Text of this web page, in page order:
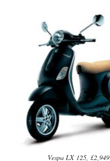
Vespa LX 125, £2,949